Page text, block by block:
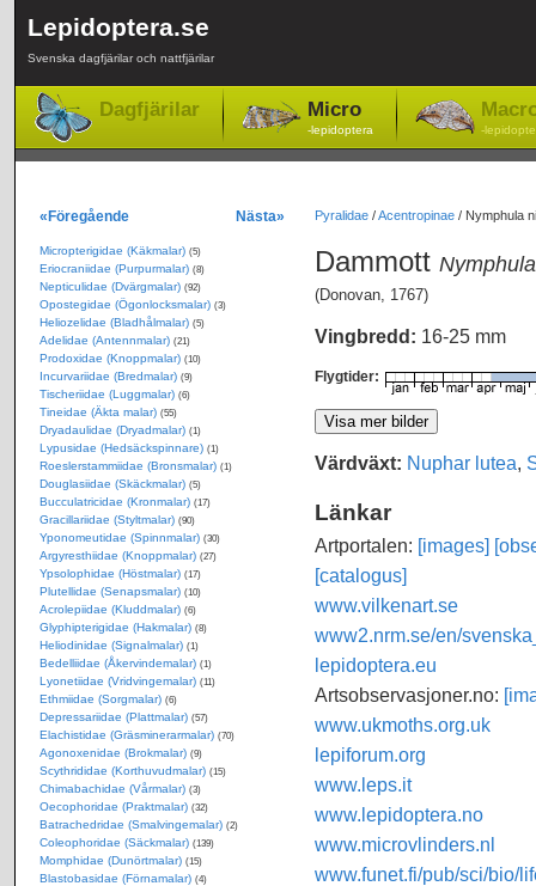
Lepidoptera.se
Svenska dagfjärilar och nattfjärilar
Dagfjärilar Micro
-lepidoptera -
Pyralidae/Acentropinae/ Nymphula
Dammott
(Donovan, 1767)
Vingbredd: 16-25 mm
Flygtider:
Värdväxt: Nuphar lutea,
Länkar
Artportalen: [images]
[catalogus]
www.vilkenart.se
www2.nrm.se/en/
lepidoptera.eu
Artsobservasjoner.no:
www.ukmoths.org.uk
lepiforum.org
www.leps.it
www.lepidoptera.no
www.microvlinders.nl
www.funet.fi/pub/sci/bio/
«Föregående Nästa»
Micropterigidae (Käkmalar) (5)
Eriocraniidae (Purpurmalar) (8)
Nepticulidae (Dvärgmalar) (92)
Opostegidae (Ögonlocksmalar) (3)
Heliozelidae (Bladhålmalar) (5)
Adelidae (Antennmalar) (21)
Prodoxidae (Knoppmalar) (10)
Incurvariidae (Bredmalar) (9)
Tischeriidae (Luggmalar) (6)
Tineidae (Äkta malar) (55)
Dryadaulidae (Dryadmalar) (1)
Lypusidae (Hedsäckspinnare) (1)
Roeslerstammiidae (Bronsmalar) (1)
Douglasiidae (Skäckmalar) (5)
Bucculatricidae (Kronmalar) (17)
Gracillariidae (Styltmalar) (90)
Yponomeutidae (Spinnmalar) (30)
Argyresthiidae (Knoppmalar) (27)
Ypsolophidae (Höstmalar) (17)
Plutellidae (Senapsmalar) (10)
Acrolepiidae (Kluddmalar) (6)
Glyphipterigidae (Hakmalar) (8)
Heliodinidae (Signalmalar) (1)
Bedelliidae (Åkervindemalar) (1)
Lyonetiidae (Vridvingemalar) (11)
Ethmiidae (Sorgmalar) (6)
Depressariidae (Plattmalar) (57)
Elachistidae (Gräsminerarmalar) (70)
Agonoxenidae (Brokmalar) (9)
Scythrididae (Korthuvudmalar) (15)
Chimabachidae (Vårmalar) (3)
Oecophoridae (Praktmalar) (32)
Batrachedridae (Smalvingemalar) (2)
Coleophoridae (Säckmalar) (139)
Momphidae (Dunörtmalar) (15)
Blastobasidae (Förnamalar) (4)